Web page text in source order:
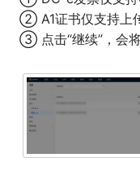
② A1证书仅支持上
③ 点击“继续”，会